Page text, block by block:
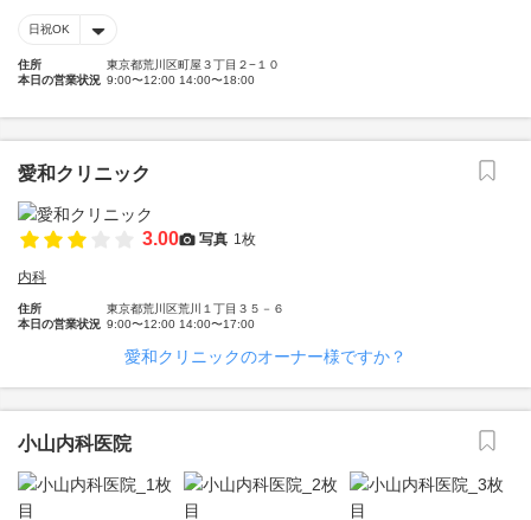
日祝OK
住所
東京都荒川区町屋３丁目２−１０
本日の営業状況 9:00〜12:00 14:00〜18:00
愛和クリニック
3.00 写真 1枚
内科
住所
東京都荒川区荒川１丁目３５－６
本日の営業状況 9:00〜12:00 14:00〜17:00
愛和クリニックのオーナー様ですか？
小山内科医院